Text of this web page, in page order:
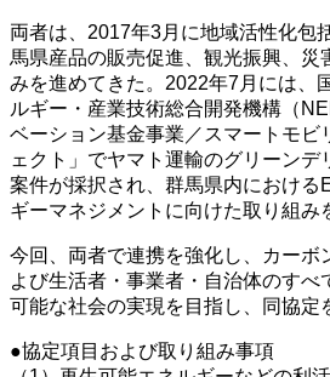
両者は、2017年3月に地域活性化包
馬県産品の販売促進、観光振興、災
みを進めてきた。2022年7月には、
ルギー・産業技術総合開発機構（
ベーション基金事業／スマートモビ
ェクト」でヤマト運輸のグリーンデ
案件が採択され、群馬県内における
ギーマネジメントに向けた取り組み
今回、両者で連携を強化し、カーボ
よび生活者・事業者・自治体のすべ
可能な社会の実現を目指し、同協定
●協定項目および取り組み事項